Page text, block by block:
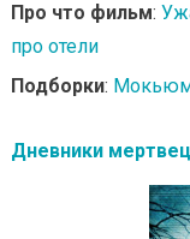
Про что фильм:
про отели
Подборки:
Дневники